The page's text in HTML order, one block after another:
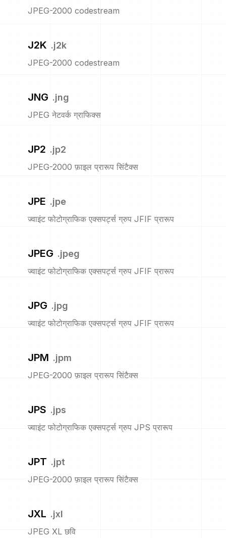
JPEG-2000 codestream
J2K .j2k
JPEG-2000 codestream
JNG .jng
JPEG नेटवर्क ग्राफिक्स
JP2 .jp2
JPEG-2000 फ़ाइल प्रारूप सिंटैक्स
JPE .jpe
ज्वाइंट फोटोग्राफिक एक्सपर्ट्स ग्रुप JFIF प्रारूप
JPEG .jpeg
ज्वाइंट फोटोग्राफिक एक्सपर्ट्स ग्रुप JFIF प्रारूप
JPG .jpg
ज्वाइंट फोटोग्राफिक एक्सपर्ट्स ग्रुप JFIF प्रारूप
JPM .jpm
JPEG-2000 फ़ाइल प्रारूप सिंटैक्स
JPS .jps
ज्वाइंट फोटोग्राफिक एक्सपर्ट्स ग्रुप JPS प्रारूप
JPT .jpt
JPEG-2000 फ़ाइल प्रारूप सिंटैक्स
JXL .jxl
JPEG XL छवि